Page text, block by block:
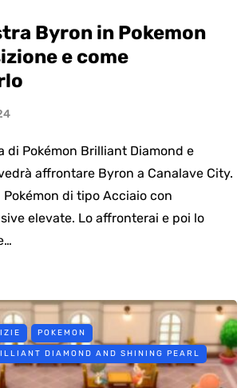
Byron in Pokemon
e come
di Pokémon Brilliant Diamond e
affrontare Byron a Canalave City.
di tipo Acciaio con
elevate. Lo affronterai e poi lo
POKEMON
DIAMOND AND SHINING PEARL